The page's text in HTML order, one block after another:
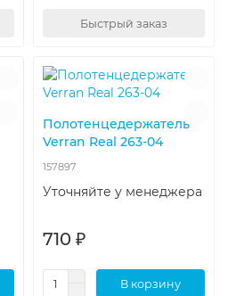
Быстрый заказ
Полотенцедержатель
Verran Real 263-04
157897
Уточняйте у менеджера
710 ₽
В корзину